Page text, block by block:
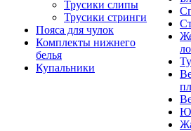
Трусики слипы
Трусики стринги
Пояса для чулок
Комплекты нижнего
белья
Купальники